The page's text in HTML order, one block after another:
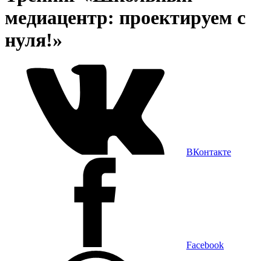
медиацентр: проектируем с
нуля!»
ВКонтакте
Facebook